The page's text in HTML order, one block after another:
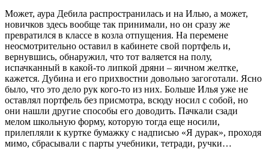
Может, аура Дебила распространилась и на Илью, а может,
новичков здесь вообще так принимали, но он сразу же
превратился в классе в козла отпущения. На перемене
неосмотрительно оставил в кабинете свой портфель и,
вернувшись, обнаружил, что тот валяется на полу,
испачканный в какой-то липкой дряни – яичном желтке,
кажется. Дубина и его прихвостни довольно загоготали. Ясно
было, что это дело рук кого-то из них. Больше Илья уже не
оставлял портфель без присмотра, всюду носил с собой, но
они нашли другие способы его доводить. Пачкали сзади
мелом школьную форму, которую тогда еще носили,
прилепляли к куртке бумажку с надписью «Я дурак», проходя
мимо, сбрасывали с парты учебники, тетради, ручки…